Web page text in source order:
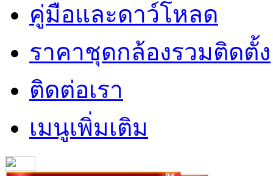
คู่มือและดาว์โหลด
ราคาชุดกล้องรวมติดตั้ง
ติดต่อเรา
เมนูเพิ่มเติม